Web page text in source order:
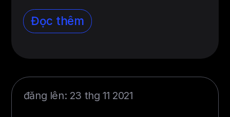
Đọc thêm
đăng lên: 23 thg 11 2021